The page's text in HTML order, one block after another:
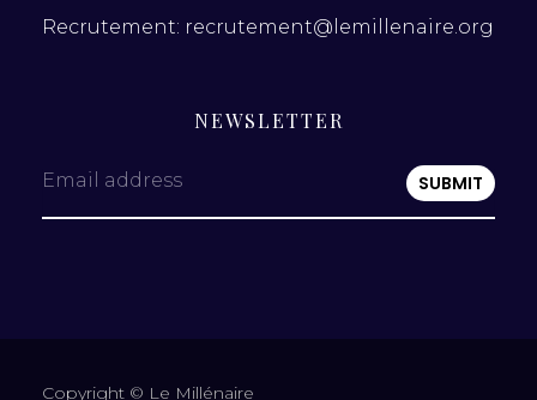
Recrutement: recrutement@lemillenaire.org
NEWSLETTER
Email address
Copyright © Le Millénaire